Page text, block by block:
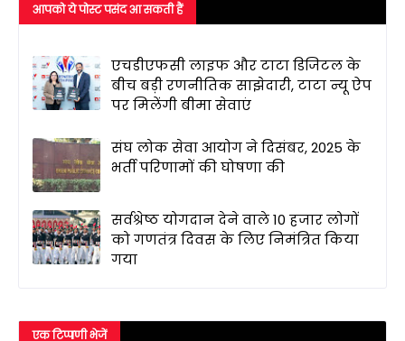
आपको ये पोस्ट पसंद आ सकती हैं
एचडीएफसी लाइफ और टाटा डिजिटल के
बीच बड़ी रणनीतिक साझेदारी, टाटा न्यू ऐप
पर मिलेंगी बीमा सेवाएं
संघ लोक सेवा आयोग ने दिसंबर, 2025 के
भर्ती परिणामों की घोषणा की
सर्वश्रेष्ठ योगदान देने वाले 10 हजार लोगों
को गणतंत्र दिवस के लिए निमंत्रित किया
गया
एक टिप्पणी भेजें